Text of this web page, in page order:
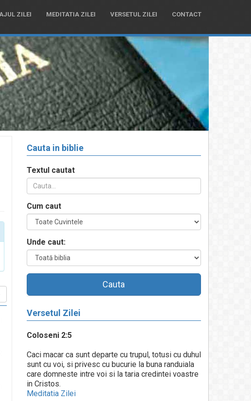
ZILEI MEDITATIA ZILEI VERSETUL ZILEI CONTACT
Cauta in biblie
Textul cautat
Cum caut
Unde caut:
Cauta
Versetul Zilei
Coloseni 2:5
Caci macar ca sunt departe cu trupul, totusi cu duhul
sunt cu voi, si privesc cu bucurie la buna randuiala
care domneste intre voi si la taria credintei voastre
in Cristos.
Meditatia Zilei